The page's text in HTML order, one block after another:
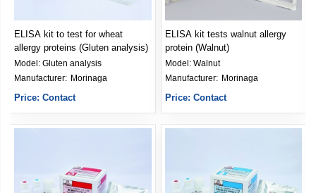
ELISA kit to test for wheat
allergy proteins (Gluten analysis)
Model: Gluten analysis
Morinaga
Price: Contact
ELISA kit tests walnut allergy
protein (Walnut)
Model: Walnut
Manufacturer: Morinaga
Price: Contact